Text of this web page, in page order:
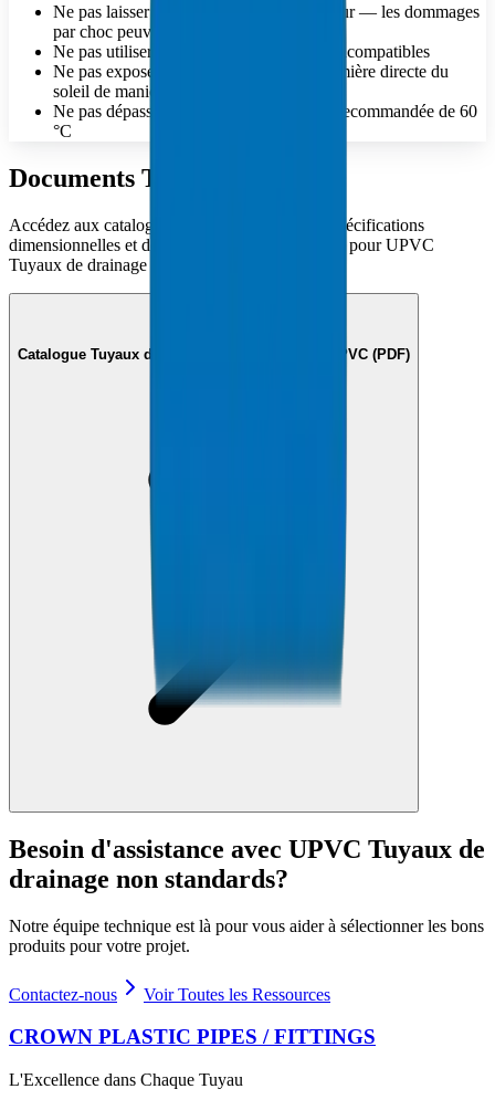
Ne pas laisser tomber les tuyaux de hauteur — les dommages
par choc peuvent être invisibles
Ne pas utiliser de solvants ou d'adhésifs incompatibles
Ne pas exposer les tuyaux stockés à la lumière directe du
soleil de manière prolongée
Ne pas dépasser la limite de température recommandée de 60
°C
Documents Techniques
Accédez aux catalogues techniques complets, spécifications
dimensionnelles et documentation de conformité pour UPVC
Tuyaux de drainage non standards.
Catalogue Tuyaux de Drainage Non Standard UPVC (PDF)
Besoin d'assistance avec UPVC Tuyaux de
drainage non standards?
Notre équipe technique est là pour vous aider à sélectionner les bons
produits pour votre projet.
Contactez-nous Voir Toutes les Ressources
CROWN PLASTIC PIPES / FITTINGS
L'Excellence dans Chaque Tuyau